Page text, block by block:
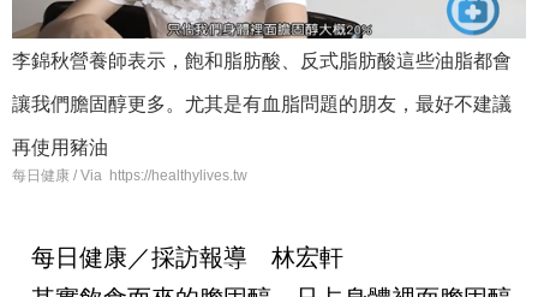
李錦秋營養師表示，飽和脂肪酸、反式脂肪酸這些油脂都會
讓我們膽固醇更多。尤其是有血脂問題的朋友，最好不建議
再使用豬油
每日健康 / Via https://healthylives.tw
每日健康／採訪報導 林宏軒